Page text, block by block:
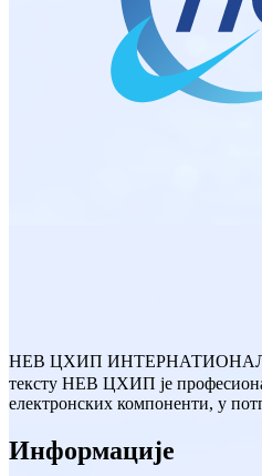
НЕВ ЦХИП
тексту НЕВ ЦХИП је
електронских компоненти, у
Информације